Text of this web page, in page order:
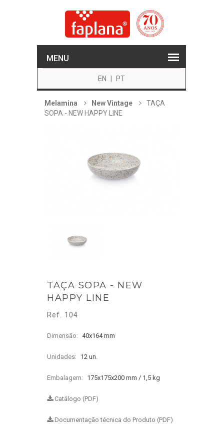
MENU
EN PT
Melamina New Vintage
TAÇA
SOPA - NEW HAPPY LINE
TAÇA SOPA - NEW
HAPPY LINE
Ref. 104
Dimensão: 40x164 mm
Unidades: 12 un.
Embalagem: 175x175x200 mm / 1,5 kg
Catálogo (PDF)
Documentação técnica do Produto (PDF)